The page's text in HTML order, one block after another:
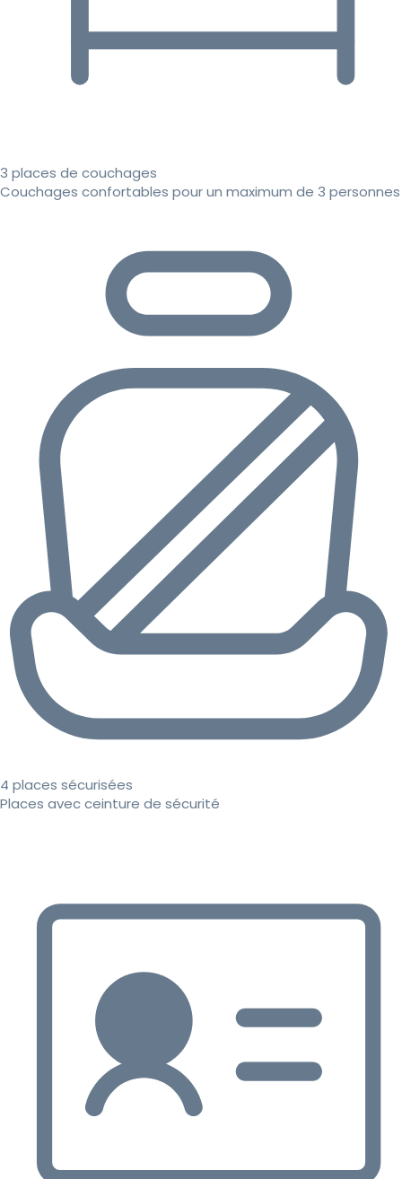
3 places de couchages
Couchages confortables pour un maximum de 3 personnes
4 places sécurisées
Places avec ceinture de sécurité